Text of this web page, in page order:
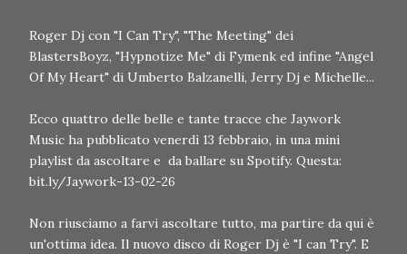
Roger Dj con "I Can Try", "The Meeting" dei
BlastersBoyz, "Hypnotize Me" di Fymenk ed infine "Angel
Of My Heart" di Umberto Balzanelli, Jerry Dj e Michelle...
Ecco quattro delle belle e tante tracce che Jaywork
Music ha pubblicato venerdì 13 febbraio, in una mini
playlist da ascoltare e da ballare su Spotify. Questa:
bit.ly/Jaywork-13-02-26
Non riusciamo a farvi ascoltare tutto, ma partire da qui è
un'ottima idea. Il nuovo disco di Roger Dj è "I can Try". E